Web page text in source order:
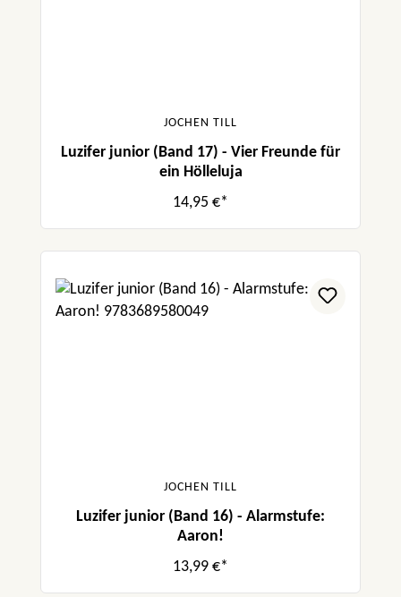
JOCHEN TILL
Luzifer junior (Band 17) - Vier Freunde für
ein Hölleluja
14,95 €*
JOCHEN TILL
Luzifer junior (Band 16) - Alarmstufe:
Aaron!
13,99 €*